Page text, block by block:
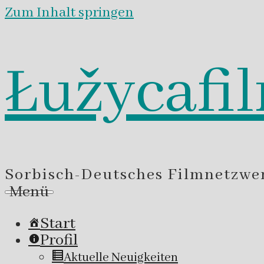
Zum Inhalt springen
Sorbisch-Deutsches
Menü
Start
Profil
Aktuelle Neuigkeiten